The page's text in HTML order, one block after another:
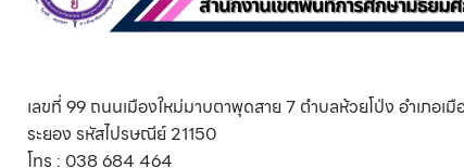
เลขที่ 99 ถนนเมืองใหม่มาบตาพุดสาย 7 ตำบลห้วยโป่ง อำเภอเ
ระยอง รหัสไปรษณีย์ 21150
โทร : 038 684 464